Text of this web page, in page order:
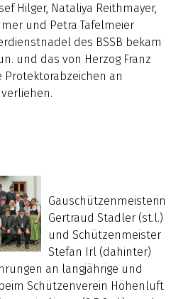
Hilger, Nataliya Reithmayer,
und Petra Tafelmeier
des BSSB bekam
und das von Herzog Franz
an
Gauschützenmeisterin
Gertraud Stadler (st.l.)
und Schützenmeister
Stefan Irl (dahinter)
an langjährige und
Schützenverein Höhenluft